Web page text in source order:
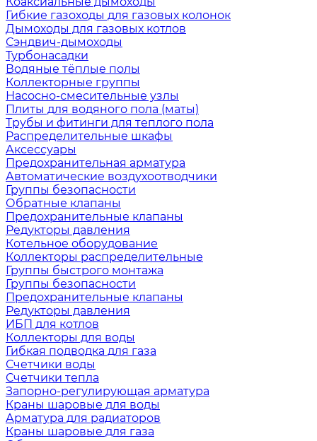
Гибкие газоходы для газовых колонок
Дымоходы для газовых котлов
Сэндвич-дымоходы
Турбонасадки
Водяные тёплые полы
Коллекторные группы
Насосно-смесительные узлы
Плиты для водяного пола (маты)
Трубы и фитинги для теплого пола
Распределительные шкафы
Аксессуары
Предохранительная арматура
Автоматические воздухоотводчики
Группы безопасности
Обратные клапаны
Предохранительные клапаны
Редукторы давления
Котельное оборудование
Коллекторы распределительные
Группы быстрого монтажа
Группы безопасности
Предохранительные клапаны
Редукторы давления
ИБП для котлов
Коллекторы для воды
Гибкая подводка для газа
Счетчики воды
Счетчики тепла
Запорно-регулирующая арматура
Краны шаровые для воды
Арматура для радиаторов
Краны шаровые для газа